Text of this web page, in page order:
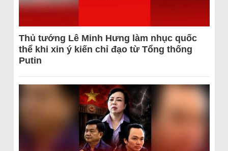
Thủ tướng Lê Minh Hưng làm nhục quốc
thể khi xin ý kiến chỉ đạo từ Tổng thống
Putin